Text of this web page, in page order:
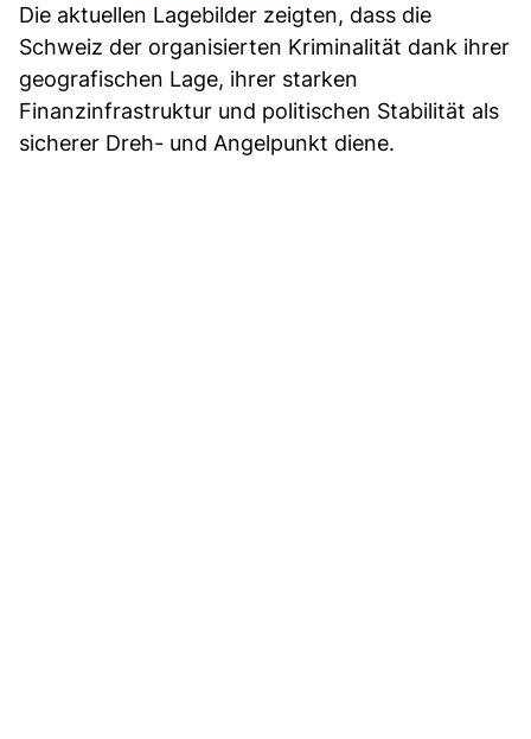
Die aktuellen Lagebilder zeigten, dass die
Schweiz der organisierten Kriminalität dank ihrer
geografischen Lage, ihrer starken
Finanzinfrastruktur und politischen Stabilität als
sicherer Dreh- und Angelpunkt diene.